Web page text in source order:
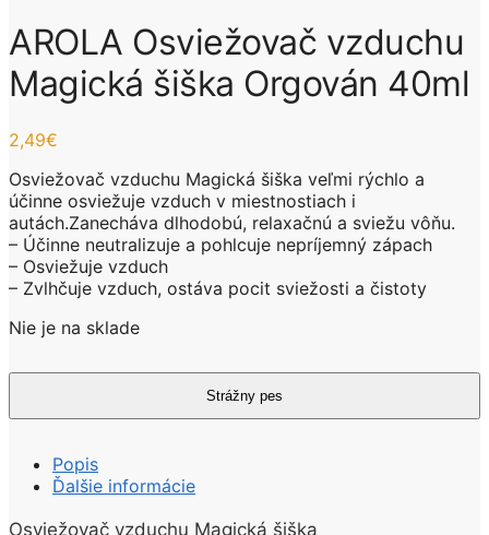
AROLA Osviežovač vzduchu
Magická šiška Orgován 40ml
2,49€
Osviežovač vzduchu Magická šiška veľmi rýchlo a
účinne osviežuje vzduch v miestnostiach i
autách.Zanecháva dlhodobú, relaxačnú a sviežu vôňu.
– Účinne neutralizuje a pohlcuje nepríjemný zápach
– Osviežuje vzduch
– Zvlhčuje vzduch, ostáva pocit sviežosti a čistoty
Nie je na sklade
Popis
Ďalšie informácie
Osviežovač vzduchu Magická šiška